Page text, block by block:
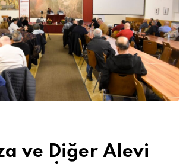
ve Diğer Alevi